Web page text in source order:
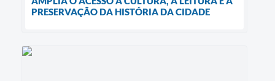
PRESERVAÇÃO DA HISTÓRIA DA CIDADE